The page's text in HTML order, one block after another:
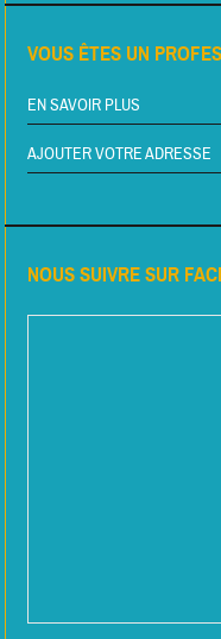
VOUS ÊTES UN
EN SAVOIR PLUS
AJOUTER VOTRE ADRESSE
NOUS SUIVRE SUR